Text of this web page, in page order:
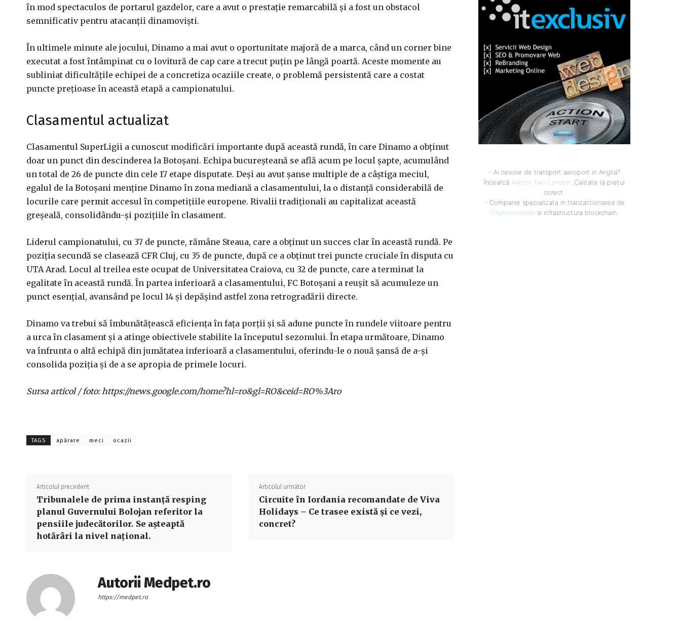
în mod spectaculos de portarul gazdelor, care a avut o prestație remarcabilă și a fost un obstacol
semnificativ pentru atacanții dinamoviști.
În ultimele minute ale jocului, Dinamo a mai avut o oportunitate majoră de a marca, când un corner bine
executat a fost întâmpinat cu o lovitură de cap care a trecut puțin pe lângă poartă. Aceste momente au
subliniat dificultățile echipei de a concretiza ocaziile create, o problemă persistentă care a costat
puncte prețioase în această etapă a campionatului.
Clasamentul actualizat
Clasamentul SuperLigii a cunoscut modificări importante după această rundă, în care Dinamo a obținut
doar un punct din descinderea la Botoșani. Echipa bucureșteană se află acum pe locul șapte, acumulând
un total de 26 de puncte din cele 17 etape disputate. Deși au avut șanse multiple de a câștiga meciul,
egalul de la Botoșani menține Dinamo în zona mediană a clasamentului, la o distanță considerabilă de
locurile care permit accesul în competițiile europene. Rivalii tradiționali au capitalizat această
greșeală, consolidându-și pozițiile în clasament.
Liderul campionatului, cu 37 de puncte, rămâne Steaua, care a obținut un succes clar în această rundă. Pe
poziția secundă se clasează CFR Cluj, cu 35 de puncte, după ce a obținut trei puncte cruciale în disputa cu
UTA Arad. Locul al treilea este ocupat de Universitatea Craiova, cu 32 de puncte, care a terminat la
egalitate în această rundă. În partea inferioară a clasamentului, FC Botoșani a reușit să acumuleze un
punct esențial, avansând pe locul 14 și depășind astfel zona retrogradării directe.
Dinamo va trebui să îmbunătățească eficiența în fața porții și să adune puncte în rundele viitoare pentru
a urca în clasament și a atinge obiectivele stabilite la începutul sezonului. În etapa următoare, Dinamo
va înfrunta o altă echipă din jumătatea inferioară a clasamentului, oferindu-le o nouă șansă de a-și
consolida poziția și de a se apropia de primele locuri.
Sursa articol / foto: https://news.google.com/home?hl=ro&gl=RO&ceid=RO%3Aro
TAGS apărare meci ocazii
Articolul precedent
Tribunalele de prima instanță resping
planul Guvernului Bolojan referitor la
pensiile judecătorilor. Se așteaptă
hotărâri la nivel național.
Articolul următor
Circuite în Iordania recomandate de Viva
Holidays – Ce trasee există și ce vezi,
concret?
Autorii Medpet.ro
https://medpet.ro
- Ai nevoie de transport aeroport in Anglia?
Încearcă Airport Taxi London. Calitate la prețul
corect.
- Companie specializata in tranzactionarea de
Criptomonede si infrastructura blockchain.